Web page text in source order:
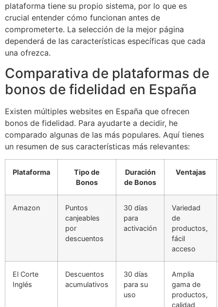
plataforma tiene su propio sistema, por lo que es
crucial entender cómo funcionan antes de
comprometerte. La selección de la mejor página
dependerá de las características específicas que cada
una ofrezca.
Comparativa de plataformas de
bonos de fidelidad en España
Existen múltiples websites en España que ofrecen
bonos de fidelidad. Para ayudarte a decidir, he
comparado algunas de las más populares. Aquí tienes
un resumen de sus características más relevantes:
Plataforma
Tipo de
Bonos
Duración
de Bonos
Ventajas
Amazon
Puntos
canjeables
por
descuentos
30 días
para
activación
Variedad
de
productos,
fácil
acceso
El Corte
Inglés
Descuentos
acumulativos
30 días
para su
uso
Amplia
gama de
productos,
calidad